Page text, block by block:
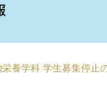
養学科 学生募集停止